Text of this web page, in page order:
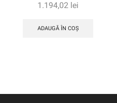
1.194,02 lei
ADAUGĂ ÎN COȘ